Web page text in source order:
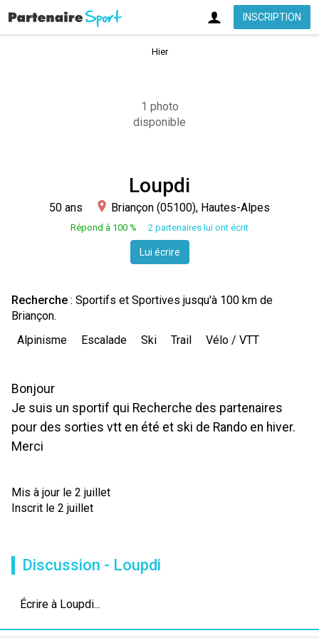
INSCRIPTION
Hier
1 photo
disponible
Loupdi
50 ans Briançon (05100), Hautes-Alpes
Répond à 100 % 2 partenaires lui ont écrit
Lui écrire
Recherche : Sportifs et Sportives jusqu'à 100 km de
Briançon.
Alpinisme
Escalade Ski Trail Vélo / VTT
Bonjour
Je suis un sportif qui Recherche des partenaires
pour des sorties vtt en été et ski de Rando en hiver.
Merci
Mis à jour le 2 juillet
Inscrit le 2 juillet
Discussion - Loupdi
Écrire à Loupdi...